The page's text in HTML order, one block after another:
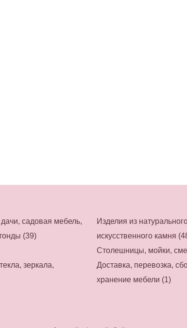
садовая мебель,
(39)
Изделия из
искусственного камня
Столешницы, мойки,
зеркала,
Доставка, перевозка,
хранение мебели (1)